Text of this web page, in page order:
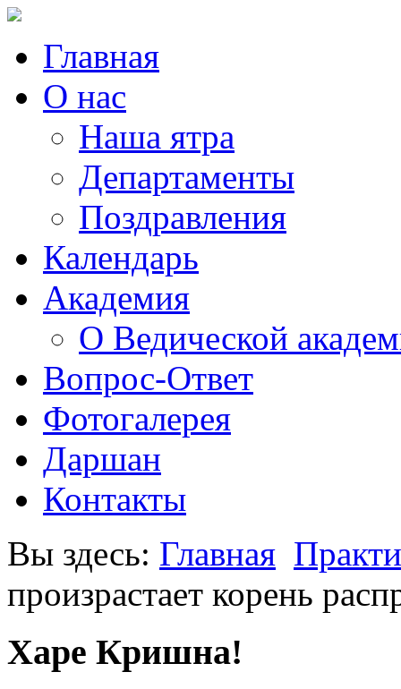
Главная
О нас
Наша ятра
Департаменты
Поздравления
Календарь
Академия
О Ведической
Вопрос-Ответ
Фотогалерея
Даршан
Контакты
Вы здесь: Главная
произрастает корень
Харе Кришна!